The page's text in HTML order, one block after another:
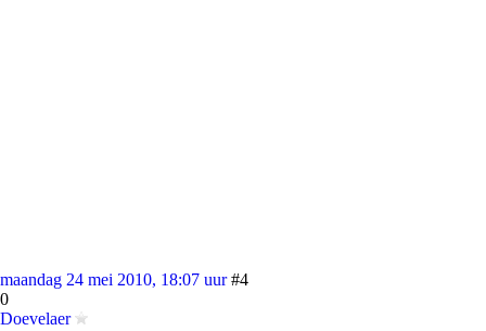
maandag 24 mei 2010, 18:07 uur #4
0
Doevelaer